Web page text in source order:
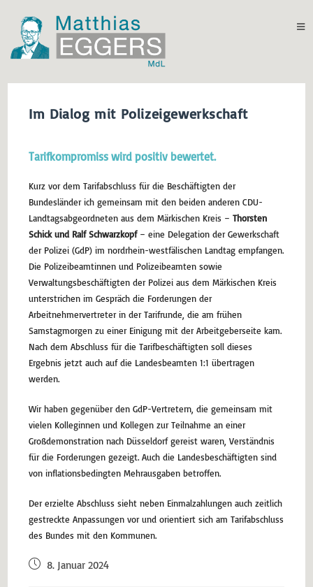
Im Dialog mit Polizeigewerkschaft
Tarifkompromiss wird positiv bewertet.
Kurz vor dem Tarifabschluss für die Beschäftigten der
Bundesländer ich gemeinsam mit den beiden anderen CDU-
Landtagsabgeordneten aus dem Märkischen Kreis –Thorsten
Schick und Ralf Schwarzkopf– eine Delegation der Gewerkschaft
der Polizei (GdP) im nordrhein-westfälischen Landtag empfangen.
Die Polizeibeamtinnen und Polizeibeamten sowie
Verwaltungsbeschäftigten der Polizei aus dem Märkischen Kreis
unterstrichen im Gespräch die Forderungen der
Arbeitnehmervertreter in der Tarifrunde, die am frühen
Samstagmorgen zu einer Einigung mit der Arbeitgeberseite kam.
Nach dem Abschluss für die Tarifbeschäftigten soll dieses
Ergebnis jetzt auch auf die Landesbeamten 1:1 übertragen
werden.
Wir haben gegenüber den GdP-Vertretern, die gemeinsam mit
vielen Kolleginnen und Kollegen zur Teilnahme an einer
Großdemonstration nach Düsseldorf gereist waren, Verständnis
für die Forderungen gezeigt. Auch die Landesbeschäftigten sind
von inflationsbedingten Mehrausgaben betroffen.
Der erzielte Abschluss sieht neben Einmalzahlungen auch zeitlich
gestreckte Anpassungen vor und orientiert sich am Tarifabschluss
des Bundes mit den Kommunen.
8. Januar 2024